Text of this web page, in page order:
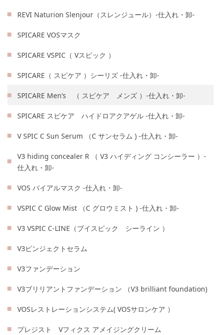
REVI Naturion Slenjour（スレンジュール）-仕入れ・卸-
SPICARE VOSマスク
SPICARE VSPIC（ Vスピック ）
SPICARE（ スピケア ）シーリズ -仕入れ・卸-
SPICARE Men’s （ スピケア メンズ ）-仕入れ・卸-
SPICARE スピケア ハイドロアクアゲル -仕入れ・卸-
V SPIC C Sun Serum （C サンセラム ) -仕入れ・卸-
V3 hiding concealer R （ V3 ハイディング コンシーラー ）-
仕入れ・卸-
VOS バイアルマスク -仕入れ・卸-
VSPIC C Glow Mist （C グロウミスト ) -仕入れ・卸-
V3 VSPIC C-LINE（ブイスピック シーライン ）
V3ピンジェクトセラム
V3ファンデーション
V3ブリリアントファンデーション （V3 brilliant foundation)
VOSレストレーションシステム( VOSサロンケア ）
プレジスト Vフィクス アメイジングクリーム